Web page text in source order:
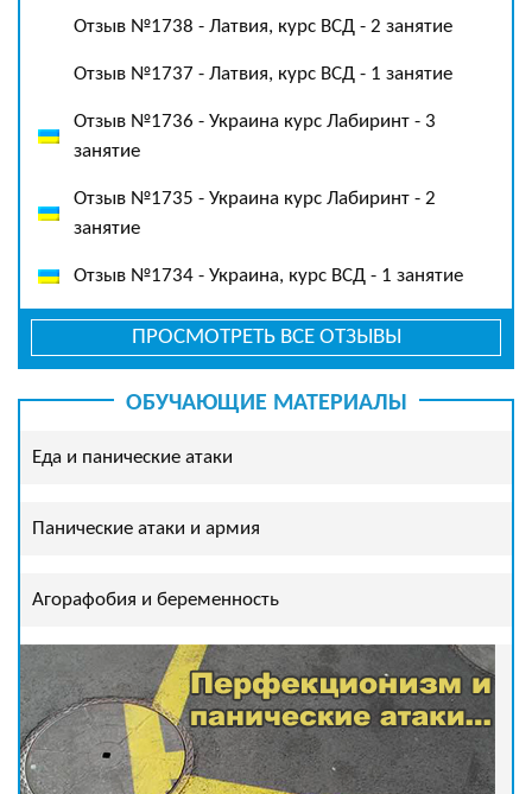
Отзыв №1738 - Латвия, курс ВСД - 2 занятие
Отзыв №1737 - Латвия, курс ВСД - 1 занятие
Отзыв №1736 - Украина курс Лабиринт - 3
занятие
Отзыв №1735 - Украина курс Лабиринт - 2
занятие
Отзыв №1734 - Украина, курс ВСД - 1 занятие
ПРОСМОТРЕТЬ ВСЕ ОТЗЫВЫ
ОБУЧАЮЩИЕ МАТЕРИАЛЫ
Еда и панические атаки
Панические атаки и армия
Агорафобия и беременность